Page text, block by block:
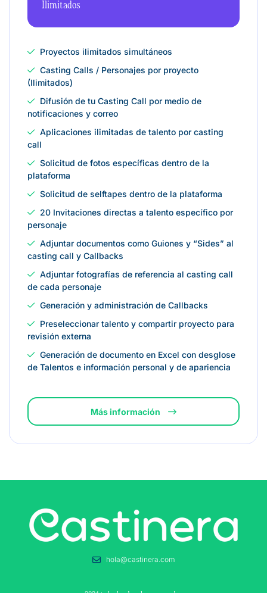
Ilimitados
Proyectos ilimitados simultáneos
Casting Calls / Personajes por proyecto
(Ilimitados)
Difusión de tu Casting Call por medio de
notificaciones y correo
Aplicaciones ilimitadas de talento por casting
call
Solicitud de fotos específicas dentro de la
plataforma
Solicitud de selftapes dentro de la plataforma
20 Invitaciones directas a talento específico por
personaje
Adjuntar documentos como Guiones y “Sides” al
casting call y Callbacks
Adjuntar fotografías de referencia al casting call
de cada personaje
Generación y administración de Callbacks
Preseleccionar talento y compartir proyecto para
revisión externa
Generación de documento en Excel con desglose
de Talentos e información personal y de apariencia
Más información
hola@castinera.com